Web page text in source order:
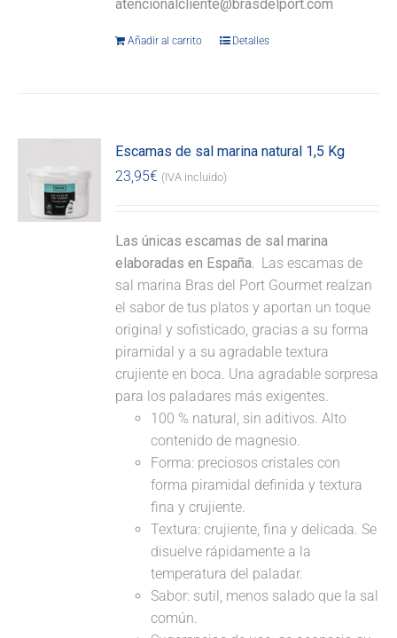
atencionalcliente@brasdelport.com
Añadir al carrito Detalles
Escamas de sal marina natural 1,5 Kg
23,95€ (IVA incluido)
Las únicas escamas de sal marina
elaboradas en España. Las escamas de
sal marina Bras del Port Gourmet realzan
el sabor de tus platos y aportan un toque
original y sofisticado, gracias a su forma
piramidal y a su agradable textura
crujiente en boca. Una agradable sorpresa
para los paladares más exigentes.
100 % natural, sin aditivos. Alto
contenido de magnesio.
Forma: preciosos cristales con
forma piramidal definida y textura
fina y crujiente.
Textura: crujiente, fina y delicada. Se
disuelve rápidamente a la
temperatura del paladar.
Sabor: sutil, menos salado que la sal
común.